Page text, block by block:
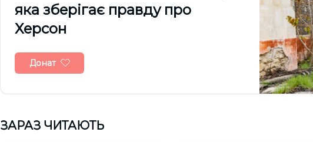
яка зберігає правду про
Херсон
Донат
ЗАРАЗ ЧИТАЮТЬ